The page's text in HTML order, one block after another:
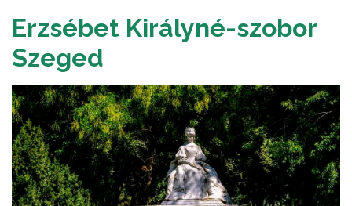
Erzsébet Királyné-szobor
Szeged